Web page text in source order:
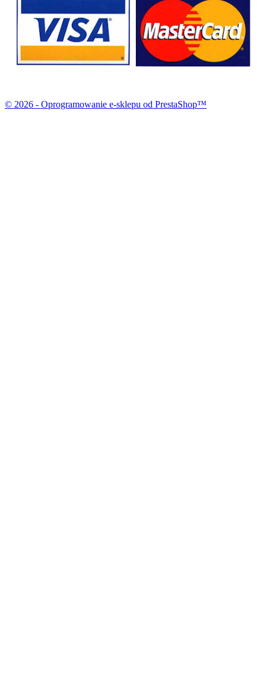
© 2026 - Oprogramowanie e-sklepu od PrestaShop™